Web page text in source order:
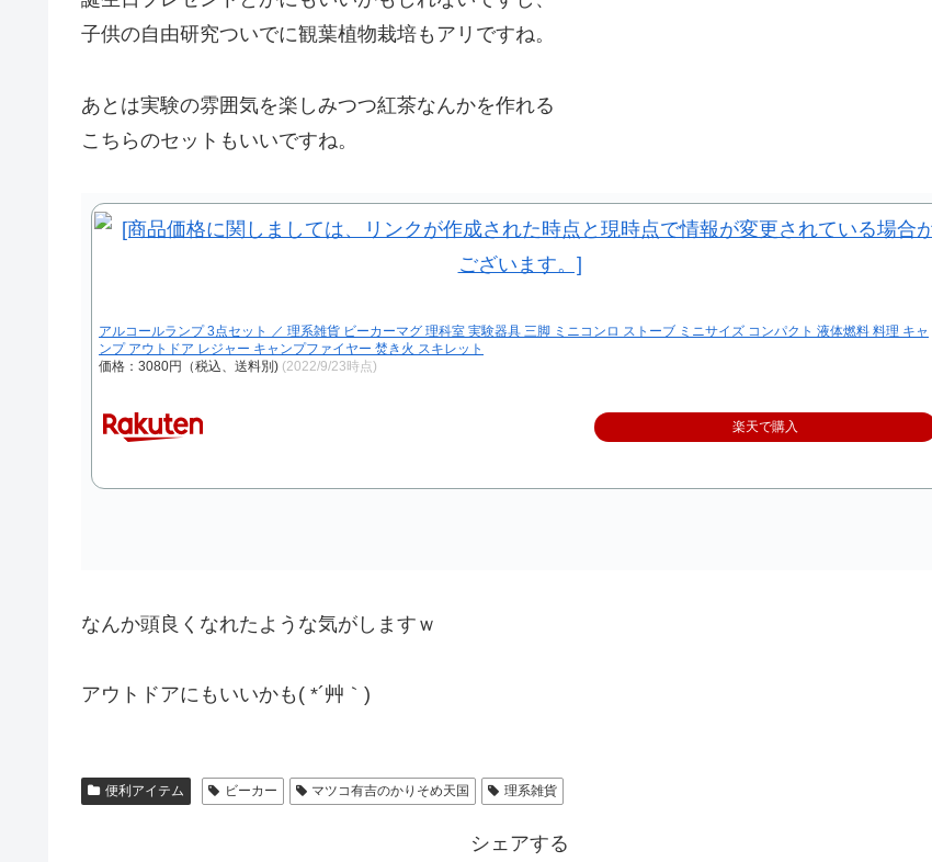
子供の自由研究ついでに観葉植物栽培もアリですね。
あとは実験の雰囲気を楽しみつつ紅茶なんかを作れる
こちらのセットもいいですね。
アルコールランプ 3点セット ／ 理系雑貨 ビーカーマグ 理科室 実験器具 三脚 ミニコンロ ストーブ ミニサイズ コンパクト 液体燃料 料理 キャ
ンプ アウトドア レジャー キャンプファイヤー 焚き火 スキレット
価格：3080円（税込、送料別) (2022/9/23時点)
楽天で購入
なんか頭良くなれたような気がしますｗ
アウトドアにもいいかも( *´艸｀)
便利アイテム ビーカー マツコ有吉のかりそめ天国 理系雑貨
シェアする